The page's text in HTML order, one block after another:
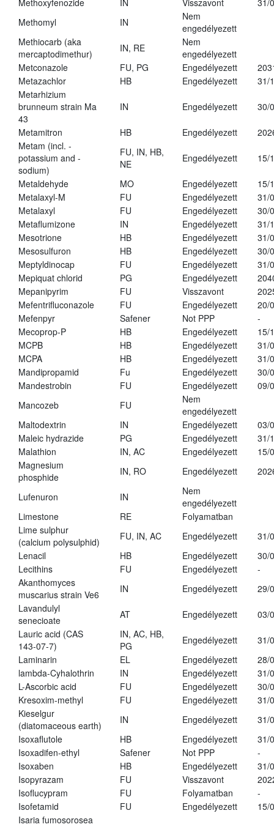
Methoxyfenozide
IN Visszavont
31/
Methomyl
IN
Nem
engedélyezett
Methiocarb (aka
mercaptodimethur)
IN, RE
Nem
engedélyezett
Metconazole
FU, PG Engedélyezett
Metazachlor
HB Engedélyezett
31/
Metarhizium
brunneum strain Ma
43
IN Engedélyezett 30/
Metamitron HB Engedélyezett
Metam (incl. -
potassium and -
sodium)
FU, IN, HB,
NE
Engedélyezett 15/
Metaldehyde MO Engedélyezett
15/
Metalaxyl-M
FU Engedélyezett
31/
Metalaxyl
FU Engedélyezett
30/
Metaflumizone
IN Engedélyezett
31/
Mesotrione
HB Engedélyezett
31/
Mesosulfuron
HB Engedélyezett
30/
Meptyldinocap
FU Engedélyezett
31/
Mepiquat chlorid
PG Engedélyezett
Mepanipyrim
FU Visszavont
Mefentrifluconazole
FU Engedélyezett
20/
Mefenpyr
Safener Not PPP
-
Mecoprop-P
HB Engedélyezett
15/
MCPB
HB Engedélyezett
31/
MCPA
HB Engedélyezett
31/
Mandipropamid
Fu Engedélyezett
30/
Mandestrobin
FU Engedélyezett
09/
Mancozeb
FU
Nem
engedélyezett
Maltodextrin
IN Engedélyezett
03/
Maleic hydrazide
PG Engedélyezett
31/
Malathion
IN, AC Engedélyezett
15/
Magnesium
phosphide
IN, RO Engedélyezett
Lufenuron IN
Nem
engedélyezett
Limestone
RE
Folyamatban
Lime sulphur
(calcium polysulphid)
FU, IN, AC Engedélyezett
31/
Lenacil
HB Engedélyezett
30/
Lecithins
FU Engedélyezett
-
Akanthomyces
muscarius strain Ve6
IN Engedélyezett
29/
Lavandulyl
senecioate
AT Engedélyezett
03/
Lauric acid (CAS
143-07-7)
IN, AC, HB,
PG
Engedélyezett
31/
Laminarin
EL Engedélyezett
28/
lambda-Cyhalothrin
IN Engedélyezett
31/
L-Ascorbic acid
FU Engedélyezett
30/
Kresoxim-methyl
FU Engedélyezett
31/
Kieselgur
(diatomaceous earth)
IN Engedélyezett
31/
Isoxaflutole
HB Engedélyezett
31/
Isoxadifen-ethyl
Safener Not PPP
-
Isoxaben
HB Engedélyezett
31/
Isopyrazam
FU Visszavont
Isoflucypram
FU Folyamatban
-
Isofetamid
FU Engedélyezett
15/
Isaria fumosorosea